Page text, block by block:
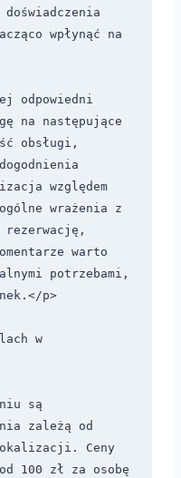
doświadczenia
wpłynąć na
odpowiedni
na następujące
obsługi,
względem
wrażenia z
rezerwację,
warto
potrzebami,
p>
w
są
zależą od
Ceny
100 zł za osobę